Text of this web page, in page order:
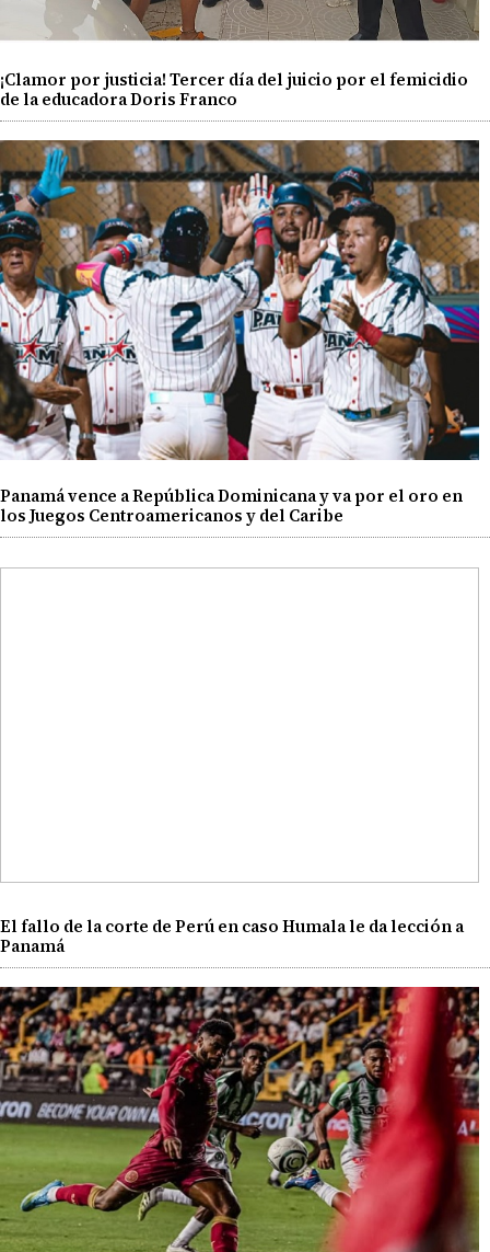
¡Clamor por justicia! Tercer día del juicio por el femicidio
de la educadora Doris Franco
Panamá vence a República Dominicana y va por el oro en
los Juegos Centroamericanos y del Caribe
El fallo de la corte de Perú en caso Humala le da lección a
Panamá